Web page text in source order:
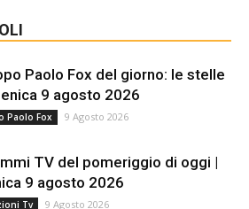
Paolo Fox del giorno: le stelle
9 agosto 2026
Paolo Fox 9 Agosto 2026
TV del pomeriggio di oggi |
9 agosto 2026
Tv 9 Agosto 2026